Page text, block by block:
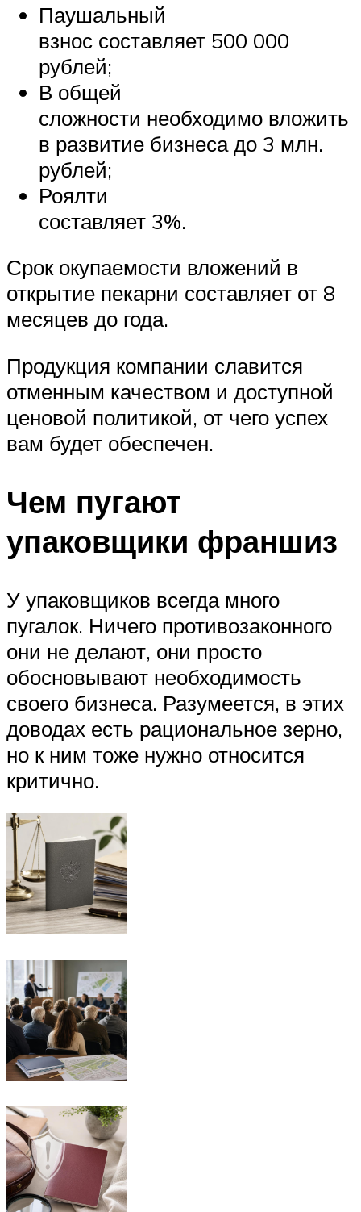
Паушальный
взнос составляет 500 000
рублей;
В общей
сложности необходимо вложить
в развитие бизнеса до 3 млн.
рублей;
Роялти
составляет 3%.
Срок окупаемости вложений в
открытие пекарни составляет от 8
месяцев до года.
Продукция компании славится
отменным качеством и доступной
ценовой политикой, от чего успех
вам будет обеспечен.
Чем пугают
упаковщики франшиз
У упаковщиков всегда много
пугалок. Ничего противозаконного
они не делают, они просто
обосновывают необходимость
своего бизнеса. Разумеется, в этих
доводах есть рациональное зерно,
но к ним тоже нужно относится
критично.